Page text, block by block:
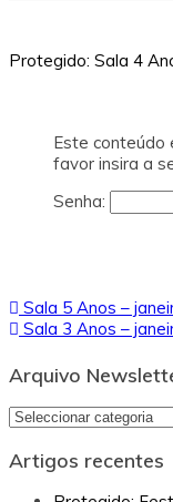
Protegido: Sala 4
Este conteúdo
favor insira a
Senha:
Navegação
de
artigos
Sala 5 Anos –
Sala 3 Anos –
Arquivo
Arquivo
Artigos recentes